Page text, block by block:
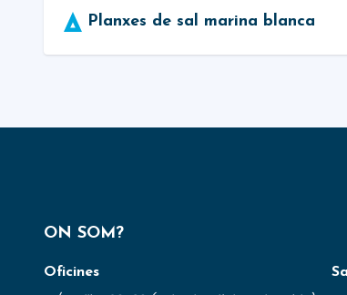
Planxes de sal marina blanca
ON SOM?
Oficines